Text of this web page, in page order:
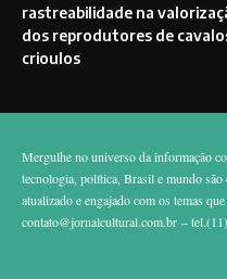
rastreabilidade na
dos reprodutores de
crioulos
Mergulhe no universo da informação
tecnologia, política, Brasil e mundo são
atualizado e engajado com os temas
contato@jornalcultural.com.br –